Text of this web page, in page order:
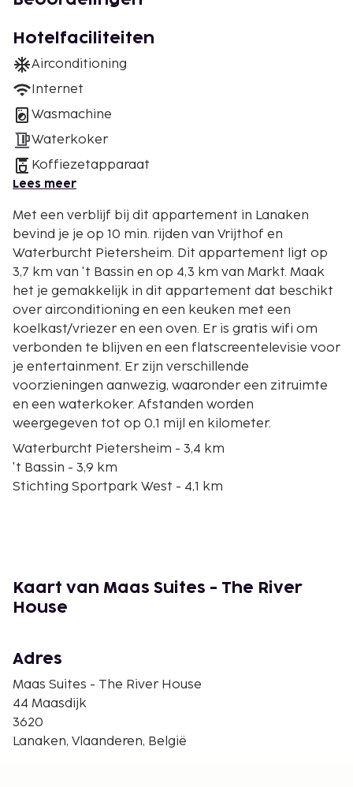
Hotelfaciliteiten
Airconditioning
Internet
Wasmachine
Waterkoker
Koffiezetapparaat
Lees meer
Met een verblijf bij dit appartement in Lanaken
bevind je je op 10 min. rijden van Vrijthof en
Waterburcht Pietersheim. Dit appartement ligt op
3,7 km van 't Bassin en op 4,3 km van Markt. Maak
het je gemakkelijk in dit appartement dat beschikt
over airconditioning en een keuken met een
koelkast/vriezer en een oven. Er is gratis wifi om
verbonden te blijven en een flatscreentelevisie voor
je entertainment. Er zijn verschillende
voorzieningen aanwezig, waaronder een zitruimte
en een waterkoker. Afstanden worden
weergegeven tot op 0,1 mijl en kilometer.
Waterburcht Pietersheim - 3,4 km
't Bassin - 3,9 km
Stichting Sportpark West - 4,1 km
Dominicanenkerk - 4,5 km
Vrijthof - 4,7 km
St. Janskerk - 4,8 km
Bonbonnière - 4,8 km
Sint Servaasbasiliek - 4,8 km
Yogaplace Maastricht - 4,9 km
Derlon - 4,9 km
Kaart van Maas Suites - The River
House
Adres
Maas Suites - The River House
44 Maasdijk
3620
Lanaken, Vlaanderen, België